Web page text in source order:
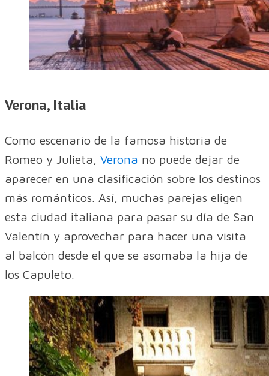
Verona, Italia
Como escenario de la famosa historia de
Romeo y Julieta, Verona no puede dejar de
aparecer en una clasificación sobre los destinos
más románticos. Así, muchas parejas eligen
esta ciudad italiana para pasar su día de San
Valentín y aprovechar para hacer una visita
al balcón desde el que se asomaba la hija de
los Capuleto.